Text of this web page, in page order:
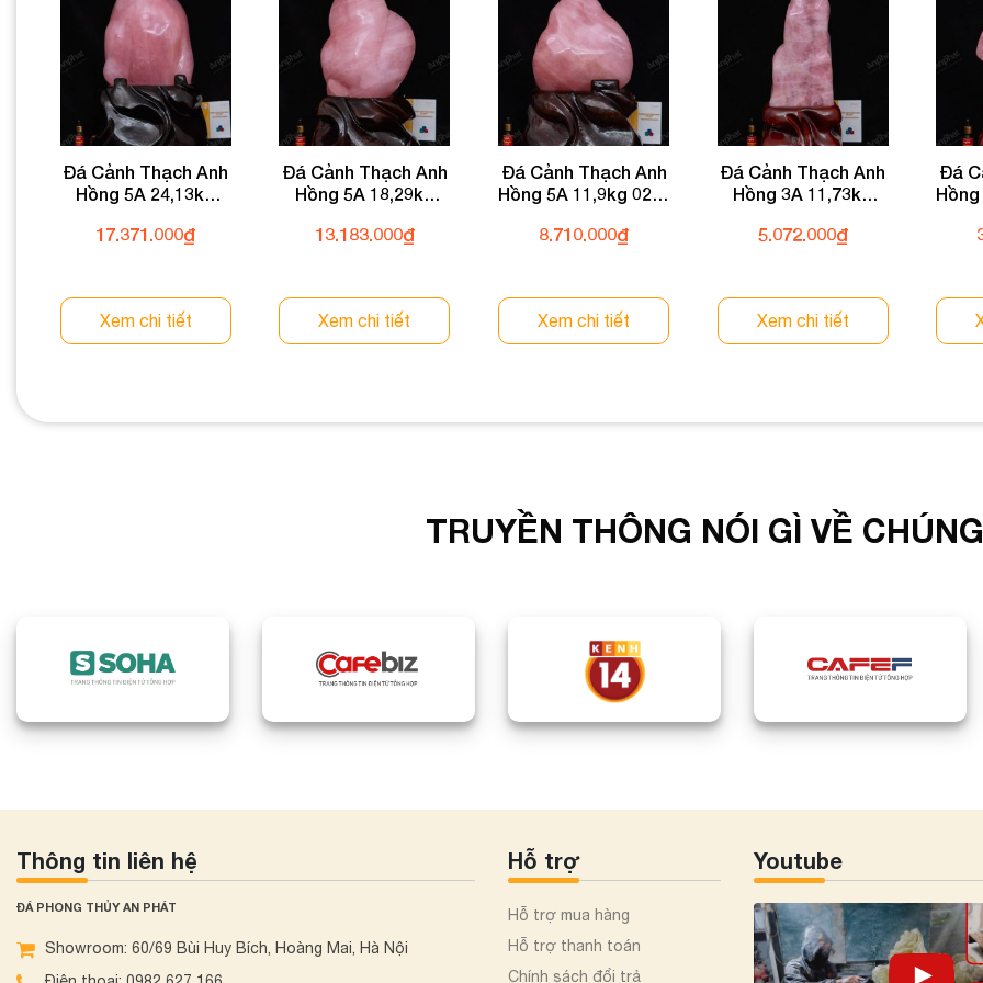
Đá Cảnh Thạch Anh
Hồng 5A 24,13kg
17.371.000₫
Xem chi tiết
Đá Cảnh Thạch Anh
Hồng 5A 18,29kg
13.183.000₫
Xem chi tiết
Đá Cảnh Thạch Anh
Hồng 5A 11,9kg 022-
8.710.000₫
Xem chi tiết
Đá Cảnh Thạch Anh
Hồng 3A 11,73kg
5.072.000₫
Xem chi tiết
Đá
TRUYỀN THÔNG NÓI GÌ VỀ
Thông tin liên hệ
ĐÁ PHONG THỦY AN PHÁT
Showroom: 60/69 Bùi Huy Bích, Hoàng Mai, Hà Nội
Hỗ trợ
Hỗ trợ mua hàng
Hỗ trợ thanh toán
Chính sách đổi trả
Youtube